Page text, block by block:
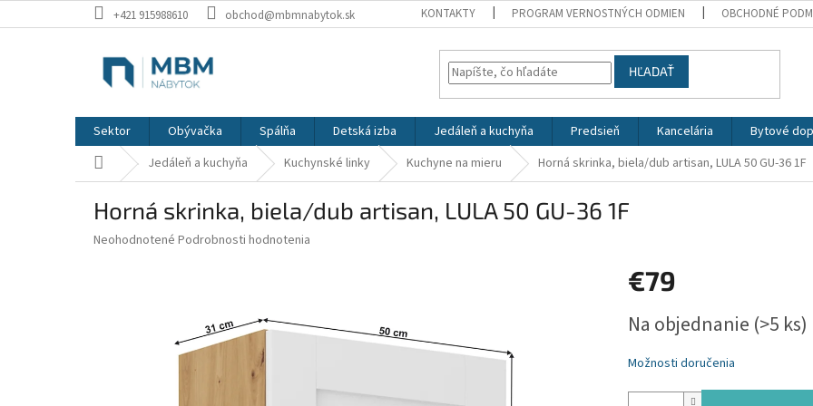
na
+421 915988610 obchod@mbmnabytok.sk KONTAKTY PROGRAM VERNOSTNÝCH ODMIEN OBCHODNÉ
HĽADAŤ
Sektor Obývačka Spálňa Detská izba Jedáleň a kuchyňa Predsieň Kancelária Bytové
Domov Jedáleň a kuchyňa Kuchynské linky Kuchyne na mieru Horná skrinka, biela/dub artisan, LULA 50 GU-36 1F
Horná skrinka, biela/dub artisan, LULA 50 GU-36 1F
Priemerné
Neohodnotené Podrobnosti hodnotenia
€79
cena:
Na objednanie (>5 ks)
Možnosti doručenia